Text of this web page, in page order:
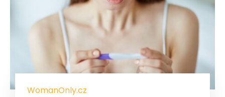
WomanOnly.cz